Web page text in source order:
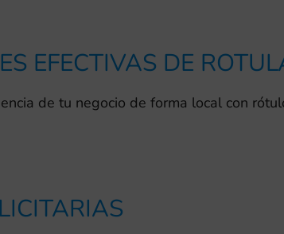
EFECTIVAS DE
de tu negocio de forma local con